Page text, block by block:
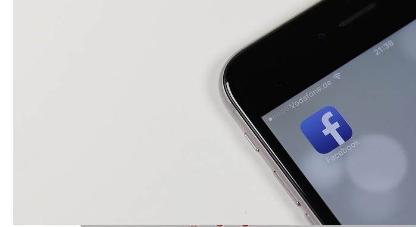
Продолжение Сериала «Счастливы Вместе»: Когда Выйдет, Кто Из
Google Объявляет О Разработке Lumiere, Генератора Текста В Видео